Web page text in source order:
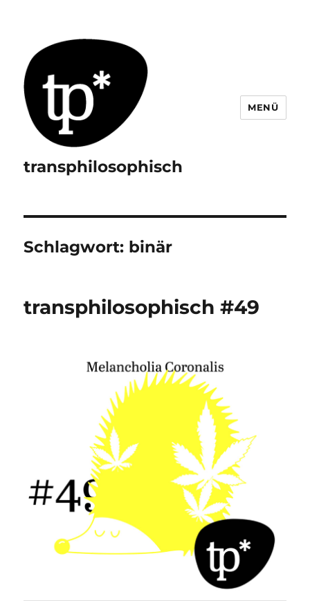
transphilosophisch
MENÜ
Schlagwort: binär
transphilosophisch #49